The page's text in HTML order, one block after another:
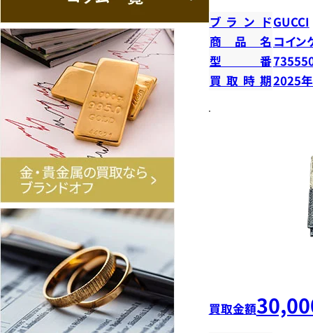
ブランドGUCCI
商品名 コイン
型番
買取時期2025
買取金額